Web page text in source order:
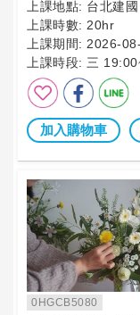
上課地點: 台北建國
上課時數: 20hr
上課期間: 2026-
上課時段: 三
加入購物車
0HGCB5080